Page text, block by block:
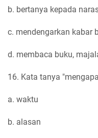
b. bertanya kepada
c. mendengarkan kabar
d. membaca buku,
16. Kata tanya
a. waktu
b. alasan